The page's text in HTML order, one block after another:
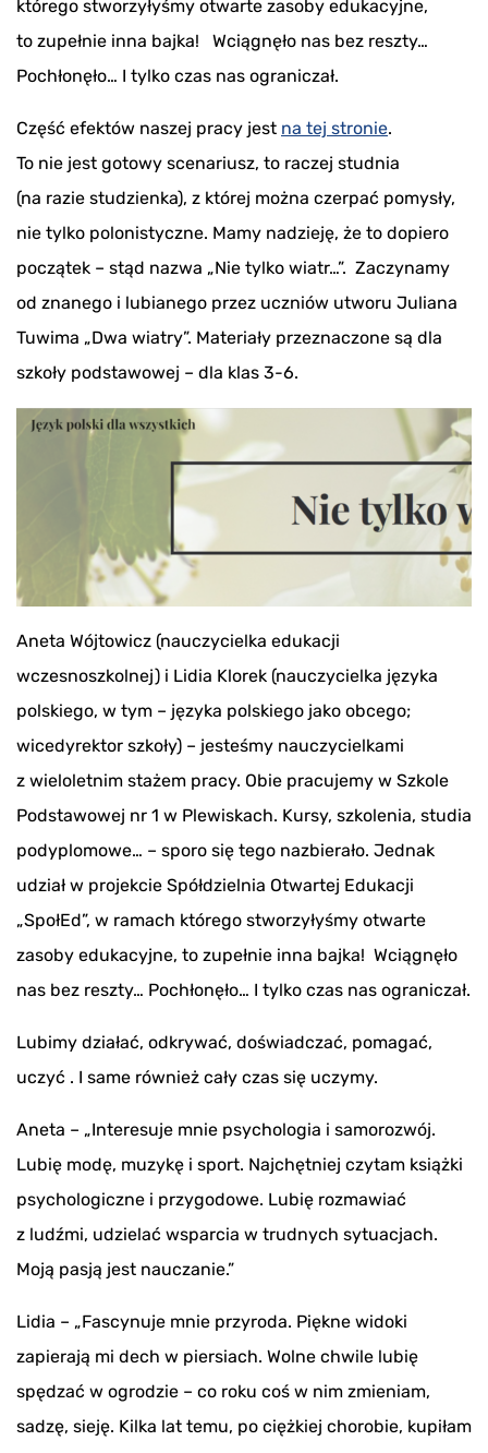
którego stworzyłyśmy otwarte zasoby edukacyjne,
to zupełnie inna bajka! Wciągnęło nas bez reszty…
Pochłonęło… I tylko czas nas ograniczał.
Część efektów naszej pracy jest na tej stronie.
To nie jest gotowy scenariusz, to raczej studnia
(na razie studzienka), z której można czerpać pomysły,
nie tylko polonistyczne. Mamy nadzieję, że to dopiero
początek – stąd nazwa „Nie tylko wiatr…”. Zaczynamy
od znanego i lubianego przez uczniów utworu Juliana
Tuwima „Dwa wiatry”. Materiały przeznaczone są dla
szkoły podstawowej – dla klas 3-6.
Aneta Wójtowicz (nauczycielka edukacji
wczesnoszkolnej) i Lidia Klorek (nauczycielka języka
polskiego, w tym – języka polskiego jako obcego;
wicedyrektor szkoły) – jesteśmy nauczycielkami
z wieloletnim stażem pracy. Obie pracujemy w Szkole
Podstawowej nr 1 w Plewiskach. Kursy, szkolenia, studia
podyplomowe… – sporo się tego nazbierało. Jednak
udział w projekcie Spółdzielnia Otwartej Edukacji
„SpołEd”, w ramach którego stworzyłyśmy otwarte
zasoby edukacyjne, to zupełnie inna bajka! Wciągnęło
nas bez reszty… Pochłonęło… I tylko czas nas ograniczał.
Lubimy działać, odkrywać, doświadczać, pomagać,
uczyć . I same również cały czas się uczymy.
Aneta – „Interesuje mnie psychologia i samorozwój.
Lubię modę, muzykę i sport. Najchętniej czytam książki
psychologiczne i przygodowe. Lubię rozmawiać
z ludźmi, udzielać wsparcia w trudnych sytuacjach.
Moją pasją jest nauczanie.”
Lidia – „Fascynuje mnie przyroda. Piękne widoki
zapierają mi dech w piersiach. Wolne chwile lubię
spędzać w ogrodzie – co roku coś w nim zmieniam,
sadzę, sieję. Kilka lat temu, po ciężkiej chorobie, kupiłam